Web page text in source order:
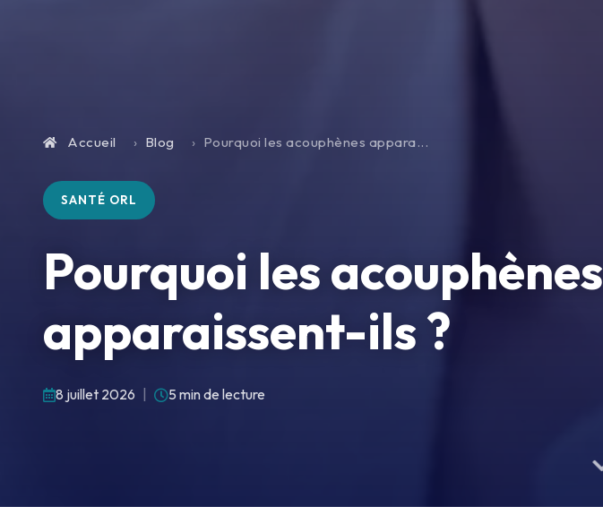
Accueil Blog Pourquoi les acouphènes appara...
SANTÉ ORL
Pourquoi les acouphènes
apparaissent-ils ?
8 juillet 2026 5 min de lecture